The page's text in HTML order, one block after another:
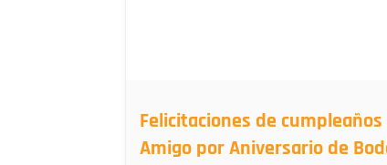
Felicitaciones de
Amigo por Aniversario de